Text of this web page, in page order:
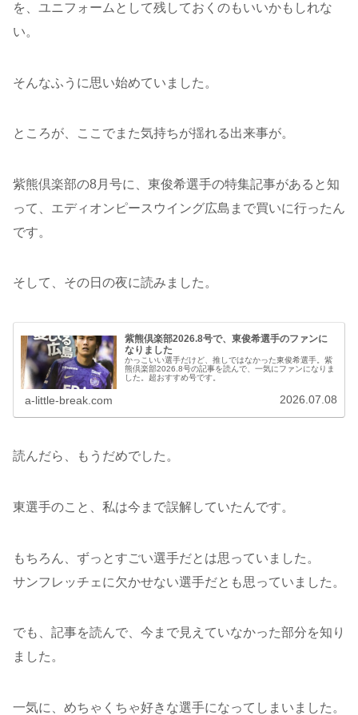
を、ユニフォームとして残しておくのもいいかもしれな
い。
そんなふうに思い始めていました。
ところが、ここでまた気持ちが揺れる出来事が。
紫熊倶楽部の8月号に、東俊希選手の特集記事があると知
って、エディオンピースウイング広島まで買いに行ったん
です。
そして、その日の夜に読みました。
紫熊倶楽部2026.8号で、東俊希選手のファンに
なりました
かっこいい選手だけど、推しではなかった東俊希選手。紫
熊倶楽部2026.8号の記事を読んで、一気にファンになりま
した。超おすすめ号です。
a-little-break.com 2026.07.08
読んだら、もうだめでした。
東選手のこと、私は今まで誤解していたんです。
もちろん、ずっとすごい選手だとは思っていました。
サンフレッチェに欠かせない選手だとも思っていました。
でも、記事を読んで、今まで見えていなかった部分を知り
ました。
一気に、めちゃくちゃ好きな選手になってしまいました。